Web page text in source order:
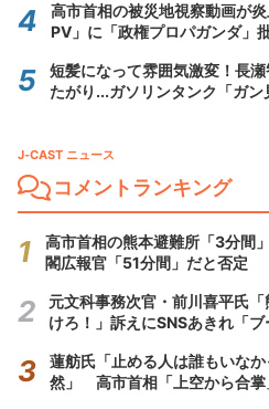
高市首相の被災地視察動画が
PV」に「政権プロパガンダ」
短髪になって雰囲気激変！長
たがり...ガソリンタンク「ガン
J-CAST ニュース
コメントランキング
高市首相の熊本避難所「3分間
閣広報官「51分間」だと否定
元文科事務次官・前川喜平氏
けろ！」訴えにSNSあきれ「ブ
蓮舫氏「止める人は誰もいな
然」 高市首相「上空から合掌